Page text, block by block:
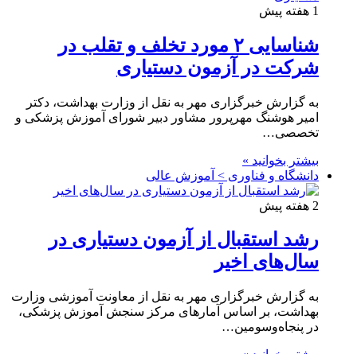
1 هفته پیش
شناسایی ۲ مورد تخلف و تقلب در
شرکت در آزمون دستیاری
به گزارش خبرگزاری مهر به نقل از وزارت بهداشت، دکتر
امیر هوشنگ مهرپرور مشاور دبیر شورای آموزش پزشکی و
تخصصی…
بیشتر بخوانید »
دانشگاه و فناوری > آموزش عالی
2 هفته پیش
رشد استقبال از آزمون دستیاری در
سال‌های اخیر
به گزارش خبرگزاری مهر به نقل از معاونت آموزشی وزارت
بهداشت، بر اساس آمارهای مرکز سنجش آموزش پزشکی،
در پنجاه‌وسومین…